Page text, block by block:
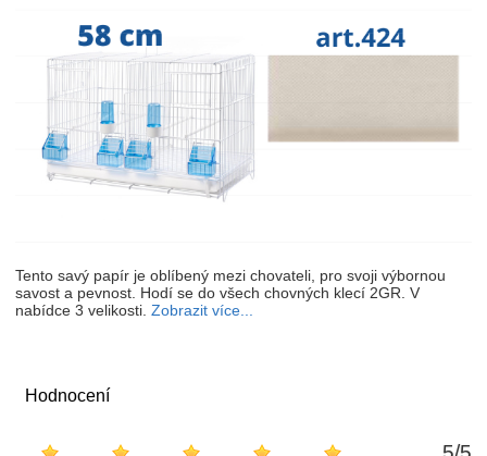
Tento savý papír je oblíbený mezi chovateli, pro svoji výbornou
savost a pevnost. Hodí se do všech chovných klecí 2GR. V
nabídce 3 velikosti. Zobrazit více...
Hodnocení